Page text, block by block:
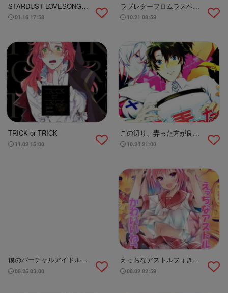
STARDUST LOVESONG
encore special story 1st
01.16 17:58
ラブレターフロムラスベガ
ス 10.21 08:59
TRICK or TRICK
11.02 15:00
この辺り、弄った方が良い
んじゃないか
10.24 21:00
僕のバーチャルアイドルが
◯◯◯◯なわけがない！
06.25 03:00
えっちなアストルフォきゅ
んとかわいいねこみみ☆
08.02 02:59